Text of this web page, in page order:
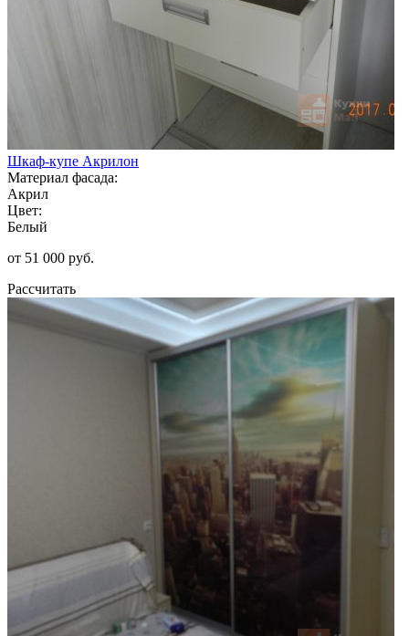
Шкаф-купе Акрилон
Материал фасада:
Акрил
Цвет:
Белый
от 51 000 руб.
Рассчитать